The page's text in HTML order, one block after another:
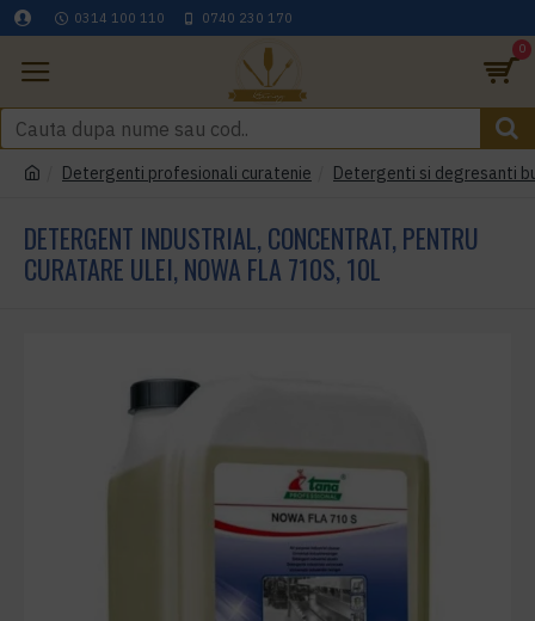
0314 100 110 0740 230 170
0
Detergenti profesionali curatenie Detergenti si degresanti
DETERGENT INDUSTRIAL, CONCENTRAT, PENTRU
CURATARE ULEI, NOWA FLA 710S, 10L